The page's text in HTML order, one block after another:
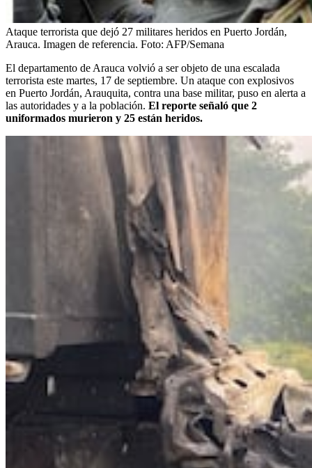
Ataque terrorista que dejó 27 militares heridos en Puerto Jordán,
Arauca. Imagen de referencia. Foto: AFP/Semana
El departamento de Arauca volvió a ser objeto de una escalada
terrorista este martes, 17 de septiembre. Un ataque con explosivos
en Puerto Jordán, Arauquita, contra una base militar, puso en alerta a
las autoridades y a la población. El reporte señaló que 2
uniformados murieron y 25 están heridos.